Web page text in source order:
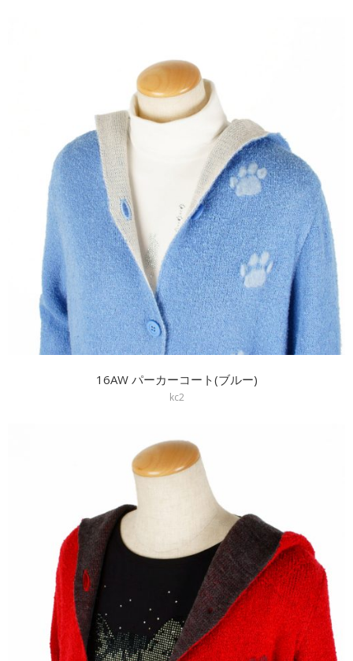
16AW パーカーコート(ブルー)
kc2